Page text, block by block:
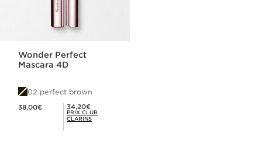
Wonder Perfect
Mascara 4D
02 perfect brown
38,00€ Prix Club Clarins 34,20€
34,20€
PRIX CLUB
CLARINS